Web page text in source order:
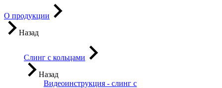
О продукции
Назад
Слинг с кольцами
Назад
Видеоинструкция - слинг с